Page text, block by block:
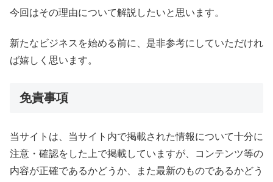
今回はその理由について解説したいと思います。
新たなビジネスを始める前に、是非参考にしていただけれ
ば嬉しく思います。
免責事項
当サイトは、当サイト内で掲載された情報について十分に
注意・確認をした上で掲載していますが、コンテンツ等の
内容が正確であるかどうか、また最新のものであるかどう